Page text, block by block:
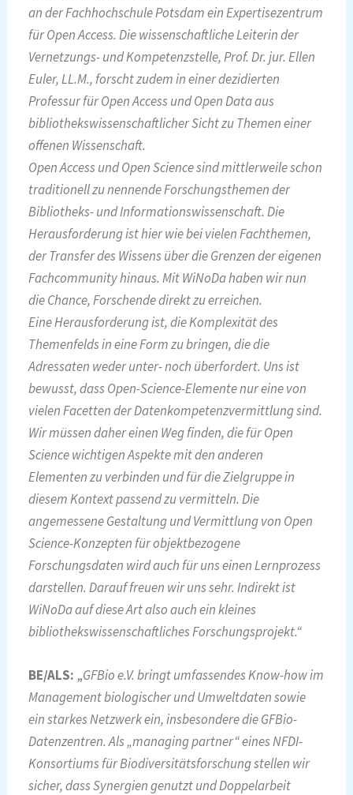
an der Fachhochschule Potsdam ein Expertisezentrum
für Open Access. Die wissenschaftliche Leiterin der
Vernetzungs- und Kompetenzstelle, Prof. Dr. jur. Ellen
Euler, LL.M., forscht zudem in einer dezidierten
Professur für Open Access und Open Data aus
bibliothekswissenschaftlicher Sicht zu Themen einer
offenen Wissenschaft.
Open Access und Open Science sind mittlerweile schon
traditionell zu nennende Forschungsthemen der
Bibliotheks- und Informationswissenschaft. Die
Herausforderung ist hier wie bei vielen Fachthemen,
der Transfer des Wissens über die Grenzen der eigenen
Fachcommunity hinaus. Mit WiNoDa haben wir nun
die Chance, Forschende direkt zu erreichen.
Eine Herausforderung ist, die Komplexität des
Themenfelds in eine Form zu bringen, die die
Adressaten weder unter- noch überfordert. Uns ist
bewusst, dass Open-Science-Elemente nur eine von
vielen Facetten der Datenkompetenzvermittlung sind.
Wir müssen daher einen Weg finden, die für Open
Science wichtigen Aspekte mit den anderen
Elementen zu verbinden und für die Zielgruppe in
diesem Kontext passend zu vermitteln. Die
angemessene Gestaltung und Vermittlung von Open
Science-Konzepten für objektbezogene
Forschungsdaten wird auch für uns einen Lernprozess
darstellen. Darauf freuen wir uns sehr. Indirekt ist
WiNoDa auf diese Art also auch ein kleines
bibliothekswissenschaftliches Forschungsprojekt.“
BE/ALS: „GFBio e.V. bringt umfassendes Know-how im
Management biologischer und Umweltdaten sowie
ein starkes Netzwerk ein, insbesondere die GFBio-
Datenzentren. Als „managing partner“ eines NFDI-
Konsortiums für Biodiversitätsforschung stellen wir
sicher, dass Synergien genutzt und Doppelarbeit